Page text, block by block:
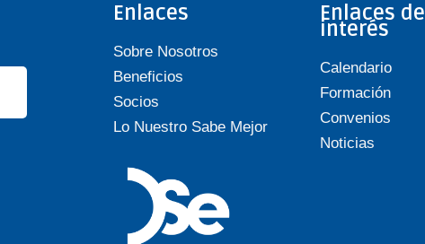
Enlaces
Sobre Nosotros
Beneficios
Socios
Lo Nuestro Sabe Mejor
Enlaces de
interés
Calendario
Formación
Convenios
Noticias